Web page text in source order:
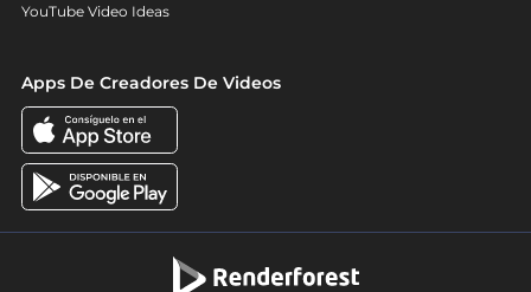
YouTube Video Ideas
Apps De Creadores De Videos